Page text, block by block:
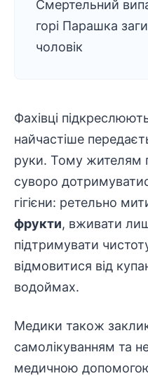
Смертельний
горі Парашка
чоловік
Фахівці
найчастіше
руки. Тому жителям
суворо
гігієни: ретельно
фрукти, вживати
підтримувати
відмовитися від
водоймах.
Медики також
самолікуванням та
медичною